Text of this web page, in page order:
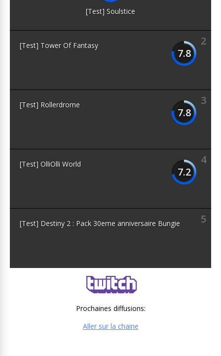
[Test] Soulstice
2
7.8
[Test] Tower Of Fantasy
3
7.8
[Test] Rollerdrome
4
7.2
[Test] OlliOlli World
5
[Test] Destiny 2 : Pack 30eme anniversaire Bungie
Prochaines diffusions:
Aller sur la chaine